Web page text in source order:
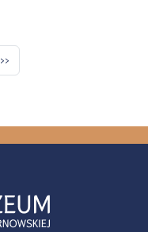
Następna strona
››